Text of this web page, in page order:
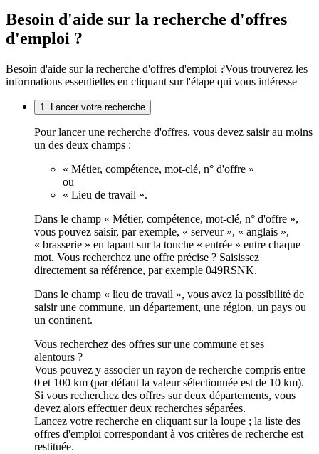
Besoin d'aide sur la recherche d'offres
d'emploi ?
Besoin d'aide sur la recherche d'offres d'emploi ?Vous trouverez les
informations essentielles en cliquant sur l'étape qui vous intéresse
1. Lancer votre recherche
Pour lancer une recherche d'offres, vous devez saisir au moins
un des deux champs :
« Métier, compétence, mot-clé, n° d'offre »
ou
« Lieu de travail ».
Dans le champ « Métier, compétence, mot-clé, n° d'offre »,
vous pouvez saisir, par exemple, « serveur », « anglais »,
« brasserie » en tapant sur la touche « entrée » entre chaque
mot. Vous recherchez une offre précise ? Saisissez
directement sa référence, par exemple 049RSNK.
Dans le champ « lieu de travail », vous avez la possibilité de
saisir une commune, un département, une région, un pays ou
un continent.
Vous recherchez des offres sur une commune et ses
alentours ?
Vous pouvez y associer un rayon de recherche compris entre
0 et 100 km (par défaut la valeur sélectionnée est de 10 km).
Si vous recherchez des offres sur deux départements, vous
devez alors effectuer deux recherches séparées.
Lancez votre recherche en cliquant sur la loupe ; la liste des
offres d'emploi correspondant à vos critères de recherche est
restituée.